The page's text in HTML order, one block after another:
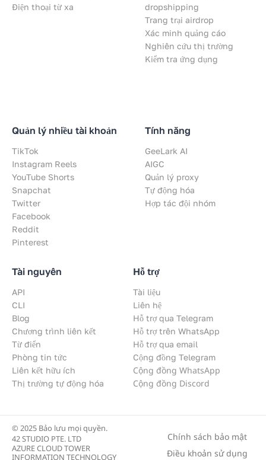
Điện thoại từ xa
Quản lý nhiều tài khoản
TikTok
Instagram Reels
YouTube Shorts
Snapchat
Twitter
Facebook
Reddit
Pinterest
dropshipping
Trang trại airdrop
Xác minh quảng cáo
Nghiên cứu thị trường
Kiểm tra ứng dụng
Tính năng
GeeLark AI
AIGC
Quản lý proxy
Tự động hóa
Hợp tác đội nhóm
Tài nguyên
API
CLI
Blog
Chương trình liên kết
Từ điển
Phòng tin tức
Liên kết hữu ích
Thị trường tự động hóa
Hỗ trợ
Tài liệu
Liên hệ
Hỗ trợ qua Telegram
Hỗ trợ trên WhatsApp
Hỗ trợ qua email
Cộng đồng Telegram
Cộng đồng WhatsApp
Cộng đồng Discord
© 2025 Bảo lưu mọi quyền.
42 STUDIO PTE. LTD
AZURE CLOUD TOWER
INFORMATION TECHNOLOGY
Chính sách bảo mật
Điều khoản sử dụng